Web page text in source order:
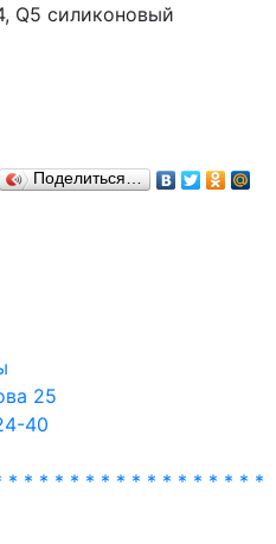
Q5 силиконовый
Поделиться…
25
40
* * * * * * * * * * * * * * * *